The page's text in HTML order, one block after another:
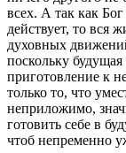
всех. А так как
действует, то вся
духовных
поскольку
приготовление к
только то, что
неприложимо,
готовить себе в
чтоб непременно